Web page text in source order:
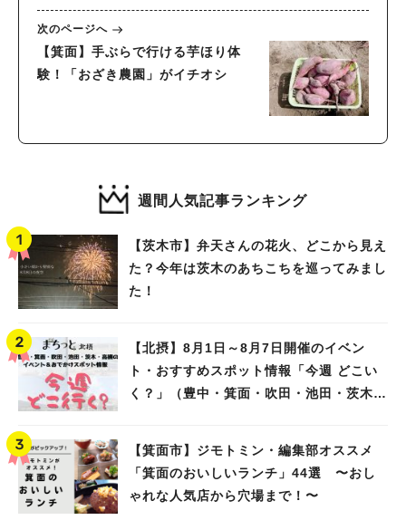
次のページへ
【箕面】手ぶらで行ける芋ほり体
験！「おざき農園」がイチオシ
週間人気記事ランキング
【茨木市】弁天さんの花火、どこから見え
た？今年は茨木のあちこちを巡ってみまし
た！
【北摂】8月1日～8月7日開催のイベン
ト・おすすめスポット情報「今週 どこい
く？」（豊中・箕面・吹田・池田・茨木・
【箕面市】ジモトミン・編集部オススメ
「箕面のおいしいランチ」44選 〜おし
ゃれな人気店から穴場まで！〜